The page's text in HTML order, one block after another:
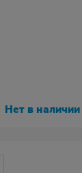
Нет в наличии